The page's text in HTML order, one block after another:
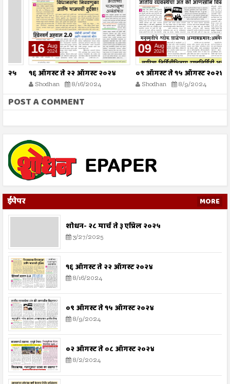
Aug
2024
१६ ऑगस्ट ते २२ ऑगस्ट २०२४
Shodhan 8/16/2024
09 Aug
2024
०९ ऑगस्ट ते १५ ऑगस्ट २०२४
Shodhan 8/9/2024
POST A COMMENT
ईपेपर MORE
शोधन- २८ मार्च ते ३ एप्रिल २०२५
3/27/2025
१६ ऑगस्ट ते २२ ऑगस्ट २०२४
8/16/2024
०९ ऑगस्ट ते १५ ऑगस्ट २०२४
8/9/2024
०२ ऑगस्ट ते ०८ ऑगस्ट २०२४
8/2/2024